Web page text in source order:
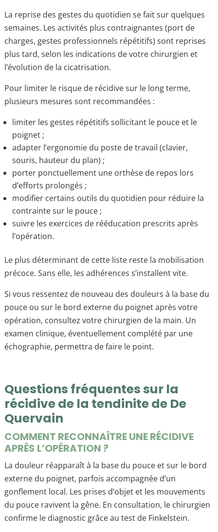
La reprise des gestes du quotidien se fait sur quelques
semaines. Les activités plus contraignantes (port de
charges, gestes professionnels répétitifs) sont reprises
plus tard, selon les indications de votre chirurgien et
l’évolution de la cicatrisation.
Pour limiter le risque de récidive sur le long terme,
plusieurs mesures sont recommandées :
limiter les gestes répétitifs sollicitant le pouce et le
poignet ;
adapter l’ergonomie du poste de travail (clavier,
souris, hauteur du plan) ;
porter ponctuellement une orthèse de repos lors
d’efforts prolongés ;
modifier certains outils du quotidien pour réduire la
contrainte sur le pouce ;
suivre les exercices de rééducation prescrits après
l’opération.
Le plus déterminant de cette liste reste la mobilisation
précoce. Sans elle, les adhérences s’installent vite.
Si vous ressentez de nouveau des douleurs à la base du
pouce ou sur le bord externe du poignet après votre
opération, consultez votre chirurgien de la main. Un
examen clinique, éventuellement complété par une
échographie, permettra de faire le point.
Questions fréquentes sur la
récidive de la tendinite de De
Quervain
COMMENT RECONNAÎTRE UNE RÉCIDIVE
APRÈS L’OPÉRATION ?
La douleur réapparaît à la base du pouce et sur le bord
externe du poignet, parfois accompagnée d’un
gonflement local. Les prises d’objet et les mouvements
du pouce ravivent la gêne. En consultation, le chirurgien
confirme le diagnostic grâce au test de Finkelstein.